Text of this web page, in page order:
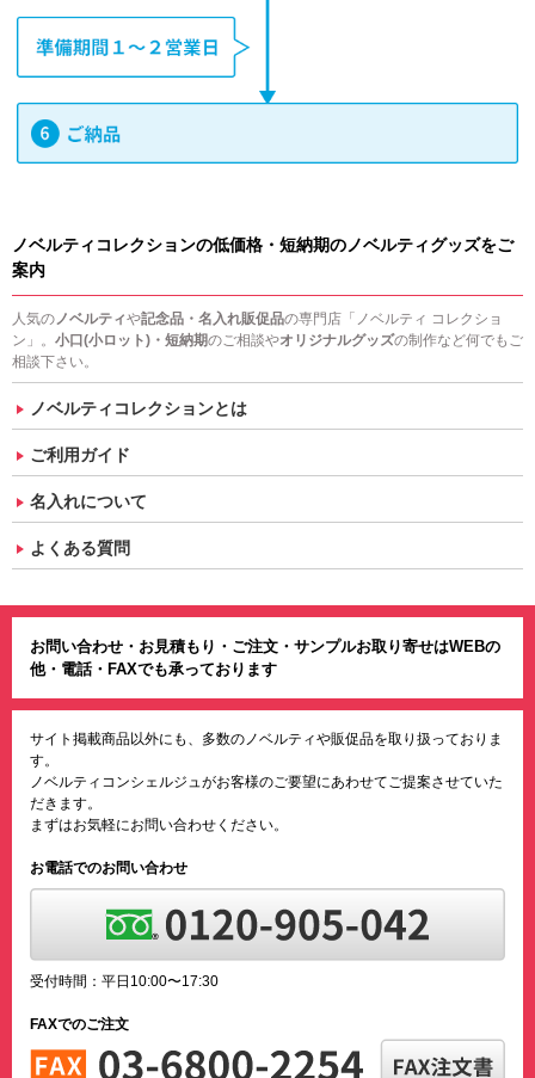
ノベルティコレクションの低価格・短納期のノベルティグッズをご
案内
人気のノベルティや記念品・名入れ販促品の専門店「ノベルティ コレクショ
ン」。 小口(小ロット)・短納期のご相談やオリジナルグッズの制作など何でもご
相談下さい。
ノベルティコレクションとは
ご利用ガイド
名入れについて
よくある質問
お問い合わせ・お見積もり・ご注文・サンプルお取り寄せはWEBの
他・電話・FAXでも承っております
サイト掲載商品以外にも、多数のノベルティや販促品を取り扱っておりま
す。
ノベルティコンシェルジュがお客様のご要望にあわせてご提案させていた
だきます。
まずはお気軽にお問い合わせください。
お電話でのお問い合わせ
受付時間：平日10:00〜17:30
FAXでのご注文